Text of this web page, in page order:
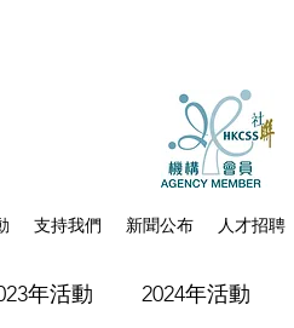
支持我們 新聞公布 人才招聘
年活動 2024年活動